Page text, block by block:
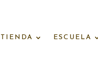
TIENDA ESCUELA